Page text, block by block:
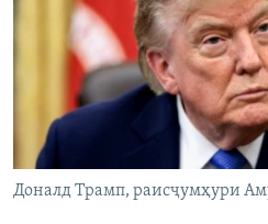
Доналд Трамп, раисҷумҳури